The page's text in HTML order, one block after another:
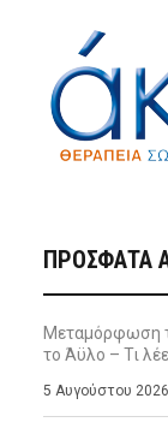
ΠΡΌΣΦΑΤΑ
Μεταμόρφωση
το Άϋλο – Τι
5 Αυγούστου 2026